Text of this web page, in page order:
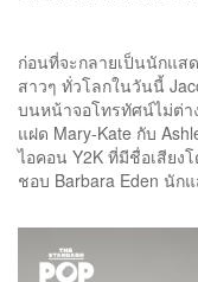
ก่อนที่จะกลายเป็นนักแส
สาวๆ ทั่วโลกในวันนี้
บนหน้าจอโทรทัศน์ไม่ต่า
แฝด Mary-Kate กับ
ไอคอน Y2K ที่มีชื่อเสียง
ชอบ Barbara Eden นัก